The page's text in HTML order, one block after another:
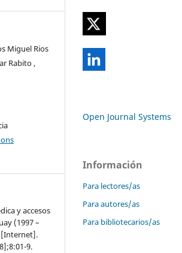
Miguel Rios
Rabito ,
y accesos
(1997 –
[Internet].
9.
Open Journal Systems
Información
Para lectores/as
Para autores/as
Para bibliotecarios/as